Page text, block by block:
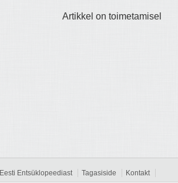
Artikkel on toimetamisel
Eesti Entsüklopeediast Tagasiside Kontakt